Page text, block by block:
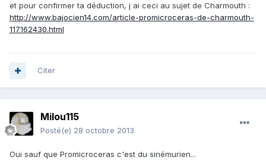
et pour confirmer ta déduction, j ai ceci au sujet de Charmouth :
http://www.bajocien14.com/article-promicroceras-de-charmouth-
117162430.html
Citer
Milou115
Posté(e) 28 octobre 2013
Oui sauf que Promicroceras c'est du sinémurien...